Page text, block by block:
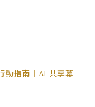
動指南｜AI 共享幕